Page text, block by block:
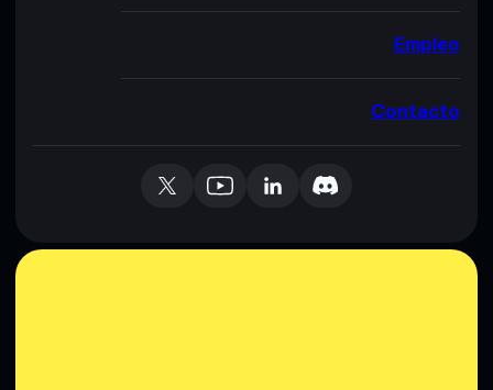
Empleo
Contacto